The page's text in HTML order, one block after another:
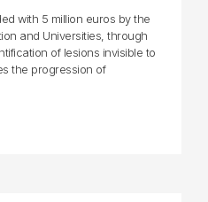
with 5 million euros by the
and Universities, through
of lesions invisible to
the progression of